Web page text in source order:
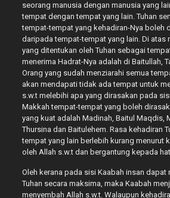
seorang manusia dengan manusia yang
tempat dengan tempat yang lain. Tuhan
tempat-tempat yang kehadiran-Nya boleh
daripada tempat-tempat yang lain. Di atas
yang ditentukan oleh Tuhan sebagai
menerima Hadrat-Nya adalah di Baitullah,
Orang yang sudah menziarahi semua
akan mendapati tidak ada tempat untuk
s.w.t melebihi apa yang dirasakan pada
Makkah tempat-tempat yang boleh
yang kuat adalah Madinah, Baitul Maqdis,
Thursina dan Baitulehem. Rasa kehadiran
tempat yang lain berlebih kurang menurut
oleh Allah s.w.t dan bergantung kepada
Oleh kerana pada sisi Kaabah insan dapat
Tuhan secara maksima, maka Kaabah
menyembah Allah s.w.t. Walaupun